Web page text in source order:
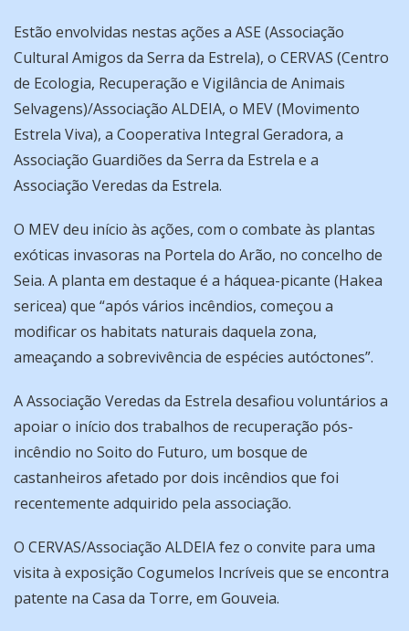
Estão envolvidas nestas ações a ASE (Associação
Cultural Amigos da Serra da Estrela), o CERVAS (Centro
de Ecologia, Recuperação e Vigilância de Animais
Selvagens)/Associação ALDEIA, o MEV (Movimento
Estrela Viva), a Cooperativa Integral Geradora, a
Associação Guardiões da Serra da Estrela e a
Associação Veredas da Estrela.
O MEV deu início às ações, com o combate às plantas
exóticas invasoras na Portela do Arão, no concelho de
Seia. A planta em destaque é a háquea-picante (Hakea
sericea) que “após vários incêndios, começou a
modificar os habitats naturais daquela zona,
ameaçando a sobrevivência de espécies autóctones”.
A Associação Veredas da Estrela desafiou voluntários a
apoiar o início dos trabalhos de recuperação pós-
incêndio no Soito do Futuro, um bosque de
castanheiros afetado por dois incêndios que foi
recentemente adquirido pela associação.
O CERVAS/Associação ALDEIA fez o convite para uma
visita à exposição Cogumelos Incríveis que se encontra
patente na Casa da Torre, em Gouveia.